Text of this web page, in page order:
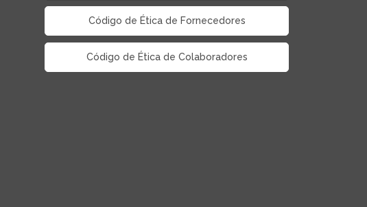
Código de Ética de Fornecedores
Código de Ética de Colaboradores